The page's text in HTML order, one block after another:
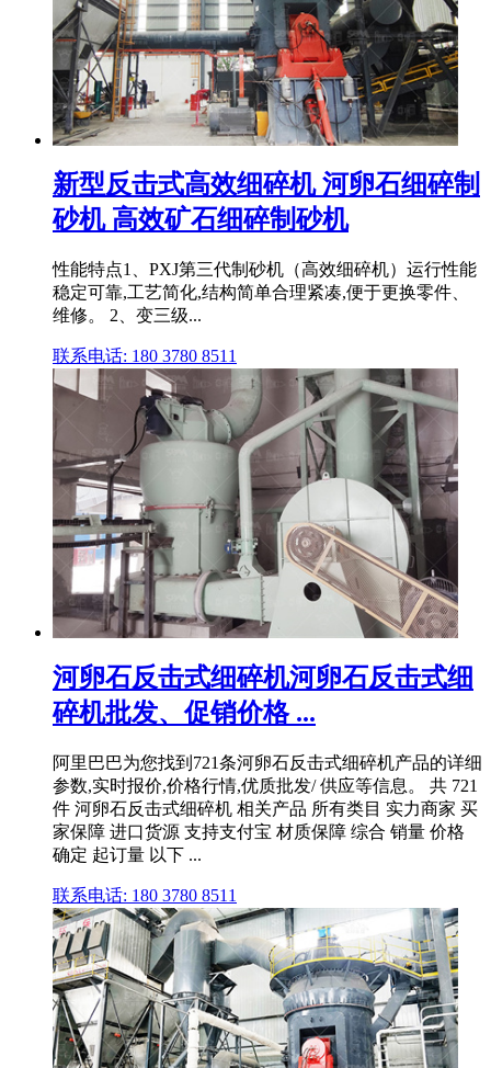
新型反击式高效细碎机 河卵石细碎制
砂机 高效矿石细碎制砂机
性能特点1、PXJ第三代制砂机（高效细碎机）运行性能
稳定可靠,工艺简化,结构简单合理紧凑,便于更换零件、
维修。 2、变三级...
联系电话: 180 3780 8511
河卵石反击式细碎机河卵石反击式细
碎机批发、促销价格 ...
阿里巴巴为您找到721条河卵石反击式细碎机产品的详细
参数,实时报价,价格行情,优质批发/ 供应等信息。 共 721
件 河卵石反击式细碎机 相关产品 所有类目 实力商家 买
家保障 进口货源 支持支付宝 材质保障 综合 销量 价格
确定 起订量 以下 ...
联系电话: 180 3780 8511